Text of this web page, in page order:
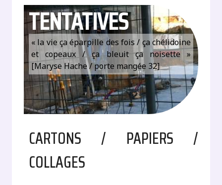
TENTATIVES
« la vie ça éparpille des fois / ça chélidoine
et copeaux / ça bleuit ça noisette »
[Maryse Hache / porte mangée 32]
CARTONS / PAPIERS /
COLLAGES